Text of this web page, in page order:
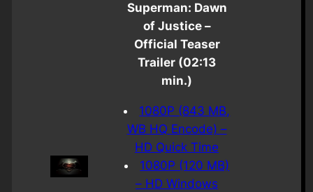
Superman: Dawn
of Justice –
Official Teaser
Trailer (02:13
min.)
1080P (843 MB,
WB HQ Encode) –
HD Quick Time
1080P (120 MB)
– HD Windows